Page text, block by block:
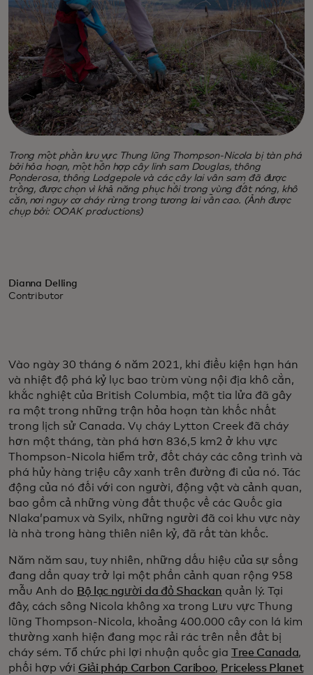
Trong một phần lưu vực Thung lũng Thompson-Nicola bị tàn phá
bởi hỏa hoạn, một hỗn hợp cây linh sam Douglas, thông
Ponderosa, thông Lodgepole và các cây lai vân sam đã được
trồng, được chọn vì khả năng phục hồi trong vùng đất nóng, khô
cằn, nơi nguy cơ cháy rừng trong tương lai vẫn cao. (Ảnh được
chụp bởi: OOAK productions)
Dianna Delling
Contributor
Vào ngày 30 tháng 6 năm 2021, khi điều kiện hạn hán
và nhiệt độ phá kỷ lục bao trùm vùng nội địa khô cằn,
khắc nghiệt của British Columbia, một tia lửa đã gây
ra một trong những trận hỏa hoạn tàn khốc nhất
trong lịch sử Canada. Vụ cháy Lytton Creek đã cháy
hơn một tháng, tàn phá hơn 836,5 km2 ở khu vực
Thompson-Nicola hiểm trở, đốt cháy các công trình và
phá hủy hàng triệu cây xanh trên đường đi của nó. Tác
động của nó đối với con người, động vật và cảnh quan,
bao gồm cả những vùng đất thuộc về các Quốc gia
Nlaka’pamux và Syilx, những người đã coi khu vực này
là nhà trong hàng thiên niên kỷ, đã rất tàn khốc.
Năm năm sau, tuy nhiên, những dấu hiệu của sự sống
đang dần quay trở lại một phần cảnh quan rộng 958
mẫu Anh do Bộ lạc người da đỏ Shackan quản lý. Tại
đây, cách sông Nicola không xa trong Lưu vực Thung
lũng Thompson-Nicola, khoảng 400.000 cây con lá kim
thường xanh hiện đang mọc rải rác trên nền đất bị
cháy sém. Tổ chức phi lợi nhuận quốc gia Tree Canada,
phối hợp với Giải pháp Carbon Cariboo, Priceless Planet